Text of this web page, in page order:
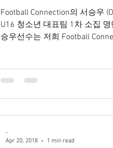
Football Connection의 서승우
U16 청소년 대표팀 1차 소집
승우선수는 저희 Football
-
Apr 20, 2018
1 min read